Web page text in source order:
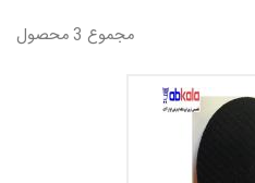
سنباده ، فیبرانکس ، نمد های پرداختی
مجموع 3 محصول